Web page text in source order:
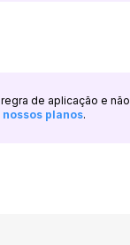
de aplicação e não
nossos planos.